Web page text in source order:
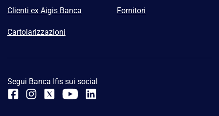
Clienti ex Aigis Banca Fornitori
Cartolarizzazioni
Segui Banca Ifis sui social